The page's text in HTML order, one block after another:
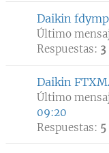
Daikin fdymp
Último
Respuestas: 3
Daikin
Último
09:20
Respuestas: 5